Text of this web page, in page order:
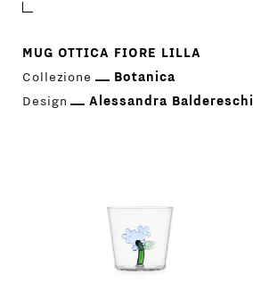
MUG OTTICA FIORE LILLA
Collezione
Botanica
Design
Alessandra Baldereschi